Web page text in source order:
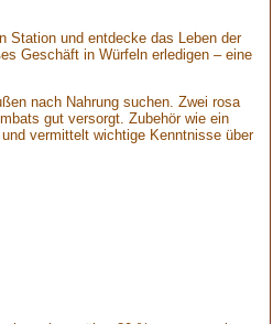
Station und entdecke das Leben der
Geschäft in Würfeln erledigen – eine
nach Nahrung suchen. Zwei rosa
gut versorgt. Zubehör wie ein
vermittelt wichtige Kenntnisse über